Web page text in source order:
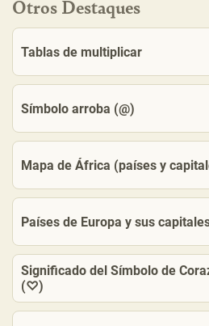
Otros Destaques
Tablas de multiplicar
Símbolo arroba (@)
Mapa de África (países y
Países de Europa y sus
Significado del Símbolo de
(♡)